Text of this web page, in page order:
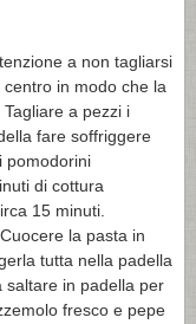
a non tagliarsi
in modo che la
a pezzi i
fare soffriggere
pomodorini
di cottura
15 minuti.
la pasta in
tutta nella padella
saltare in padella per
fresco e pepe